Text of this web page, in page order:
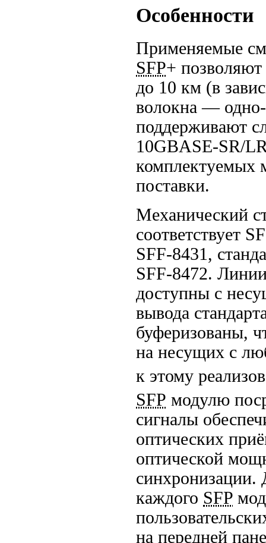
Особенности
Применяемые
SFP+ позволяют
до 10 км (в
волокна —
поддерживают
10GBASE-SR/
комплектуемых
поставки.
Механический
соответствует
SFF-8431,
SFF-8472.
доступны c
вывода
буферизованы,
на несущих с
к этому
SFP модулю
сигналы
оптических
оптической
каждого SFP
на передней